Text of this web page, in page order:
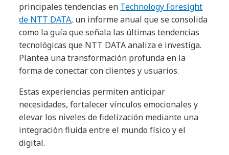
principales tendencias en Technology Foresight
de NTT DATA, un informe anual que se consolida
como la guía que señala las últimas tendencias
tecnológicas que NTT DATA analiza e investiga.
Plantea una transformación profunda en la
forma de conectar con clientes y usuarios.
Estas experiencias permiten anticipar
necesidades, fortalecer vínculos emocionales y
elevar los niveles de fidelización mediante una
integración fluida entre el mundo físico y el
digital.